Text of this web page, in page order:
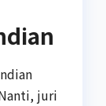
juri